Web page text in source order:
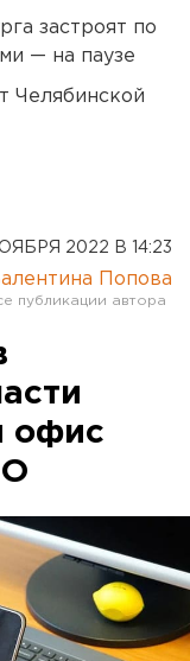
застроят по
— на паузе
Челябинской
2022 В 14:23
Попова
офис